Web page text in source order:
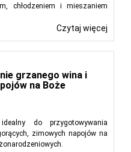
chłodzeniem i mieszaniem
Czytaj więcej
grzanego wina i
na Boże
do przygotowywania
zimowych napojów na